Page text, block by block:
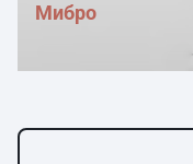
Мибро